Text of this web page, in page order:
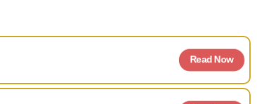
Read Now